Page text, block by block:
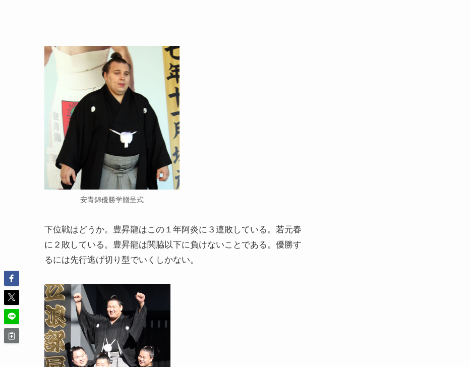
安青錦優勝学贈呈式
下位戦はどうか。豊昇龍はこの１年阿炎に３連敗している。若元春
に２敗している。豊昇龍は関脇以下に負けないことである。優勝す
るには先行逃げ切り型でいくしかない。